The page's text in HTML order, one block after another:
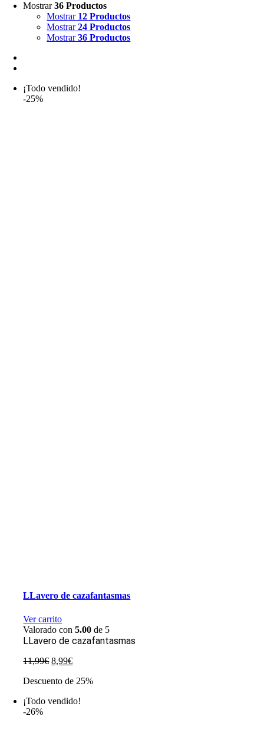
Mostrar36 Productos
Mostrar 12 Productos
Mostrar24 Productos
Mostrar36 Productos
¡Todo vendido!
-25%
LLavero de cazafantasmas
Ver carrito
Valorado con5.00 de 5
LLavero de cazafantasmas
11,99€ El
original
11,99€.
8,99€El
actual
8,99€.
Descuento de 25%
¡Todo vendido!
-26%